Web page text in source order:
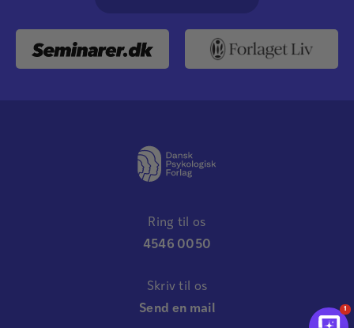
Ring til os
4546 0050
Skriv til os
Send en mail
1